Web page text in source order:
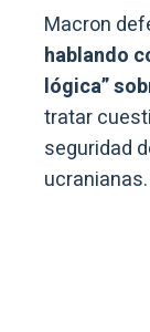
Macron
hablando
lógica”
tratar
seguridad
ucranianas.